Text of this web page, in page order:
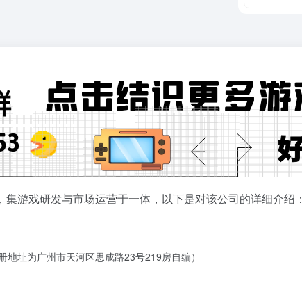
游戏研发与市场运营于一体，以下是对该公司的详细介绍：
址为广州市天河区思成路23号219房自编）